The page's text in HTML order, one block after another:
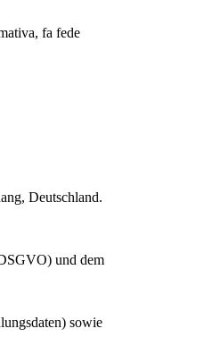
fa fede
Deutschland.
und dem
sowie